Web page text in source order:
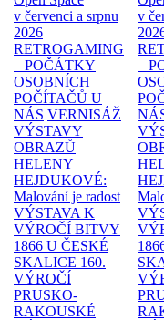
v červenci a srpnu
2026
RETROGAMING
– POČÁTKY
OSOBNÍCH
POČÍTAČŮ U
NÁS VERNISÁŽ
VÝSTAVY
OBRAZŮ
HELENY
HEJDUKOVÉ:
Malování je radost
VÝSTAVA K
VÝROČÍ BITVY
1866 U ČESKÉ
SKALICE 160.
VÝROČÍ
PRUSKO-
RAKOUSKÉ
v
–